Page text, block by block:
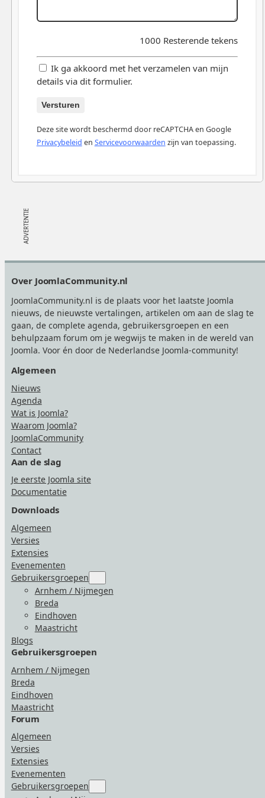
1000 Resterende tekens
Ik ga akkoord met het verzamelen van mijn
details via dit formulier.
Versturen
Deze site wordt beschermd door reCAPTCHA en Google
Privacybeleid en Servicevoorwaarden zijn van toepassing.
Over JoomlaCommunity.nl
JoomlaCommunity.nl is de plaats voor het laatste Joomla
nieuws, de nieuwste vertalingen, artikelen om aan de slag te
gaan, de complete agenda, gebruikersgroepen en een
behulpzaam forum om je wegwijs te maken in de wereld van
Joomla. Voor én door de Nederlandse Joomla-community!
Algemeen
Nieuws
Agenda
Wat is Joomla?
Waarom Joomla?
JoomlaCommunity
Contact
Aan de slag
Je eerste Joomla site
Documentatie
Downloads
Algemeen
Versies
Extensies
Evenementen
Gebruikersgroepen
for
“Gebruikersgroepen”
Arnhem / Nijmegen
Breda
Eindhoven
Maastricht
Blogs
Gebruikersgroepen
Arnhem / Nijmegen
Breda
Eindhoven
Maastricht
Forum
Algemeen
Versies
Extensies
Evenementen
Gebruikersgroepen
for